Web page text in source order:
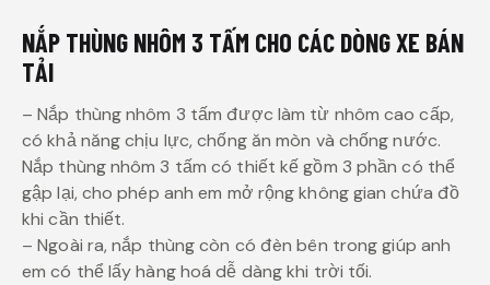
NẮP THÙNG NHÔM 3 TẤM CHO CÁC DÒNG XE BÁN
TẢI
– Nắp thùng nhôm 3 tấm được làm từ nhôm cao cấp,
có khả năng chịu lực, chống ăn mòn và chống nước.
Nắp thùng nhôm 3 tấm có thiết kế gồm 3 phần có thể
gập lại, cho phép anh em mở rộng không gian chứa đồ
khi cần thiết.
– Ngoài ra, nắp thùng còn có đèn bên trong giúp anh
em có thể lấy hàng hoá dễ dàng khi trời tối.